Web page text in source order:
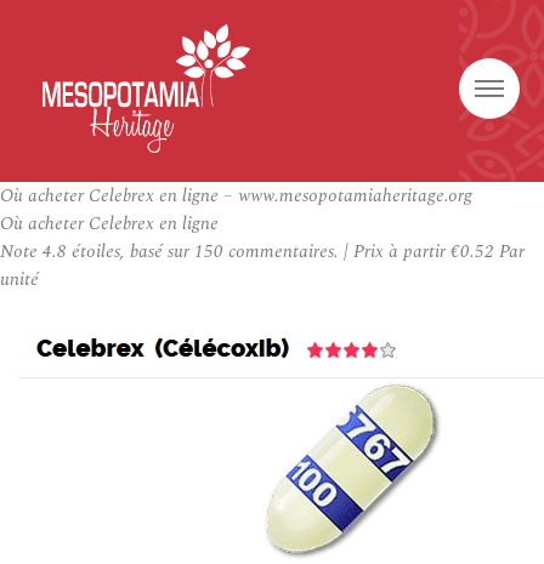
Où acheter Celebrex en ligne – www.mesopotamiaheritage.org
Où acheter Celebrex en ligne
Note 4.8 étoiles, basé sur 150 commentaires. |Prix à partir€0.52 Par
unité